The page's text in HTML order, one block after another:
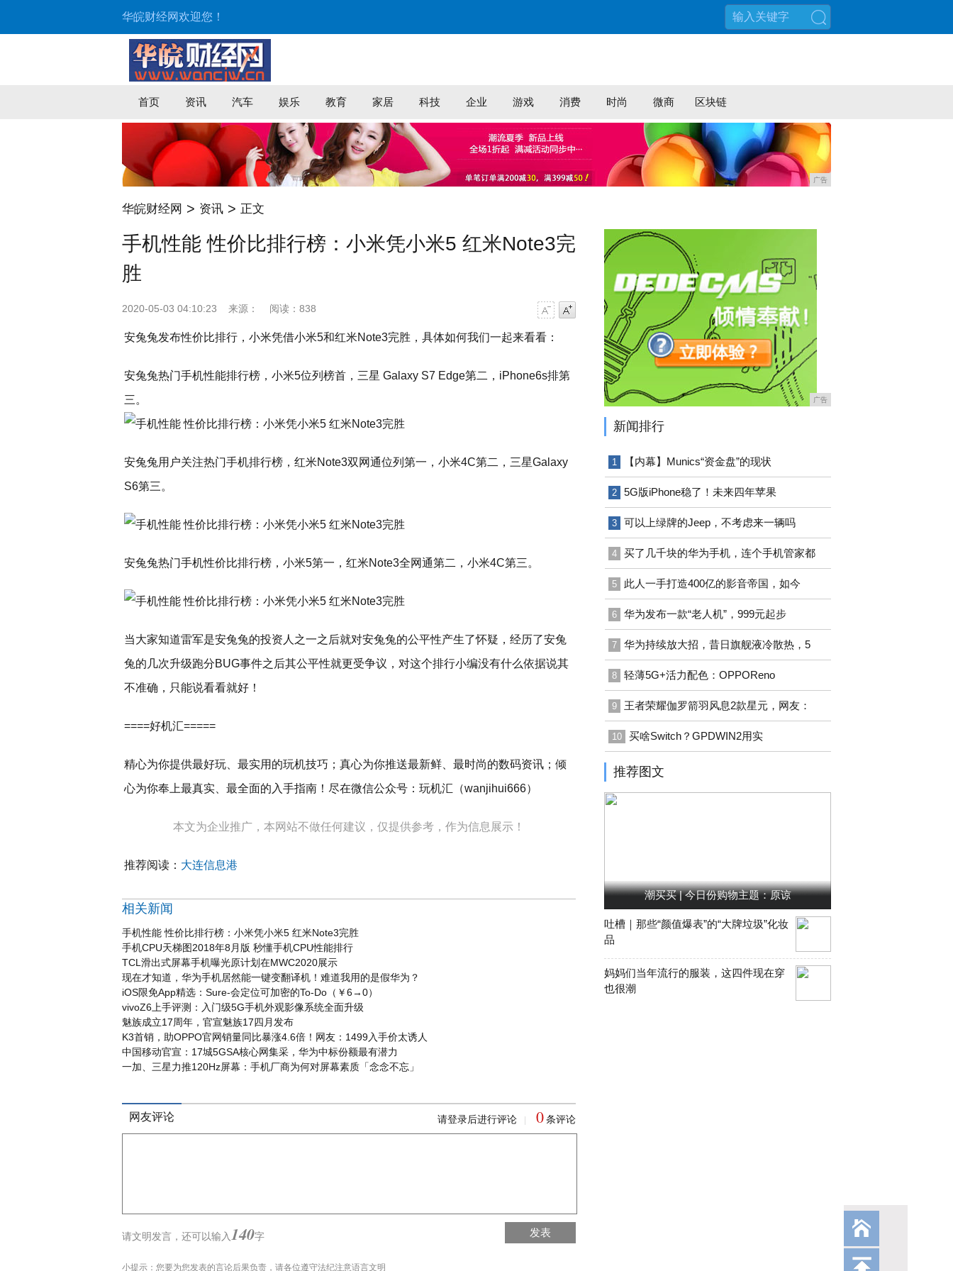
华皖财经网欢迎您！
首页 资讯 汽车 娱乐 教育 家居 科技 企业 游戏 消费 时尚 微商 区块链
广告
华皖财经网 > 资讯 > 正文
手机性能 性价比排行榜：小米凭小米5 红米Note3完
胜
2020-05-03 04:10:23 来源： 阅读：838
安兔兔发布性价比排行，小米凭借小米5和红米Note3完胜，具体如何我们一起来看看：
安兔兔热门手机性能排行榜，小米5位列榜首，三星 Galaxy S7 Edge第二，iPhone6s排第
三。
安兔兔用户关注热门手机排行榜，红米Note3双网通位列第一，小米4C第二，三星Galaxy
S6第三。
安兔兔热门手机性价比排行榜，小米5第一，红米Note3全网通第二，小米4C第三。
当大家知道雷军是安兔兔的投资人之一之后就对安兔兔的公平性产生了怀疑，经历了安兔
兔的几次升级跑分BUG事件之后其公平性就更受争议，对这个排行小编没有什么依据说其
不准确，只能说看看就好！
====好机汇=====
精心为你提供最好玩、最实用的玩机技巧；真心为你推送最新鲜、最时尚的数码资讯；倾
心为你奉上最真实、最全面的入手指南！尽在微信公众号：玩机汇（wanjihui666）
本文为企业推广，本网站不做任何建议，仅提供参考，作为信息展示！
推荐阅读： 大连信息港
相关新闻
手机性能 性价比排行榜：小米凭小米5 红米Note3完胜
手机CPU天梯图2018年8月版 秒懂手机CPU性能排行
TCL滑出式屏幕手机曝光原计划在MWC2020展示
现在才知道，华为手机居然能一键变翻译机！难道我用的是假华为？
iOS限免App精选：Sure-会定位可加密的To-Do（￥6→0）
vivoZ6上手评测：入门级5G手机外观影像系统全面升级
魅族成立17周年，官宣魅族17四月发布
K3首销，助OPPO官网销量同比暴涨4.6倍！网友：1499入手价太诱人
中国移动官宣：17城5GSA核心网集采，华为中标份额最有潜力
一加、三星力推120Hz屏幕：手机厂商为何对屏幕素质「念念不忘」
网友评论 请登录后进行评论 0条评论
请文明发言， 还可以输入140字 发表
小提示：您要为您发表的言论后果负责，请各位遵守法纪注意语言文明
广告
新闻排行
1 【内幕】Munics“资金盘”的现状
2 5G版iPhone稳了！未来四年苹果
3 可以上绿牌的Jeep，不考虑来一辆吗
4 买了几千块的华为手机，连个手机管家都
5 此人一手打造400亿的影音帝国，如今
6 华为发布一款“老人机”，999元起步
7 华为持续放大招，昔日旗舰液冷散热，5
8 轻薄5G+活力配色：OPPOReno
9 王者荣耀伽罗箭羽风息2款星元，网友：
10 买啥Switch？GPDWIN2用实
推荐图文
潮买买 | 今日份购物主题：原谅
吐槽｜那些“颜值爆表”的“大牌垃圾”化妆
品
妈妈们当年流行的服装，这四件现在穿
也很潮
回到首页